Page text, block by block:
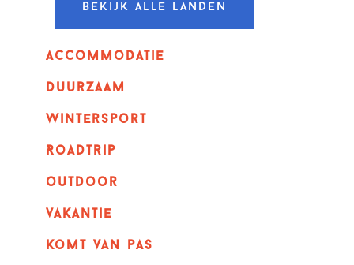
Bekijk alle landen
Accommodatie
Duurzaam
wintersport
Roadtrip
outdoor
vakantie
komt van pas